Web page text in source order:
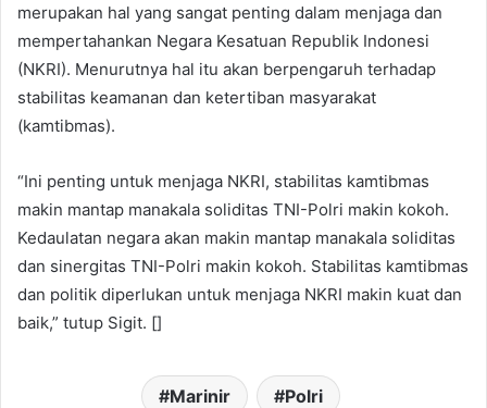
merupakan hal yang sangat penting dalam menjaga dan
mempertahankan Negara Kesatuan Republik Indonesi
(NKRI). Menurutnya hal itu akan berpengaruh terhadap
stabilitas keamanan dan ketertiban masyarakat
(kamtibmas).
“Ini penting untuk menjaga NKRI, stabilitas kamtibmas
makin mantap manakala soliditas TNI-Polri makin kokoh.
Kedaulatan negara akan makin mantap manakala soliditas
dan sinergitas TNI-Polri makin kokoh. Stabilitas kamtibmas
dan politik diperlukan untuk menjaga NKRI makin kuat dan
baik,” tutup Sigit. []
Marinir Polri